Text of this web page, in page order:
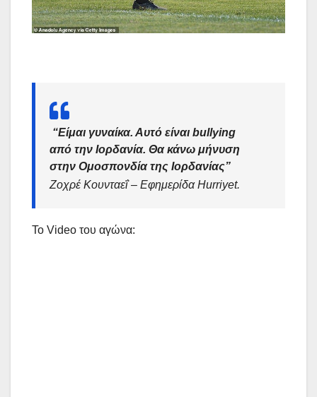
“Είμαι γυναίκα. Αυτό είναι bullying
από την Ιορδανία. Θα κάνω μήνυση
στην Ομοσπονδία της Ιορδανίας”
Ζοχρέ Κουνταεΐ – Εφημερίδα Hurriyet.
Το Video του αγώνα: